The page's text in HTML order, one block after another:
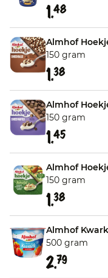
1.48
Almhof
150 gram
1.38
Almhof
150 gram
1.45
Almhof
150 gram
1.38
Almhof
500 gram
2.79